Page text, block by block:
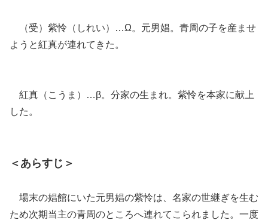
（受）紫怜（しれい）…Ω。元男娼。青周の子を産ませ
ようと紅真が連れてきた。
紅真（こうま）…β。分家の生まれ。紫怜を本家に献上
した。
＜あらすじ＞
場末の娼館にいた元男娼の紫怜は、名家の世継ぎを生む
ため次期当主の青周のところへ連れてこられました。一度